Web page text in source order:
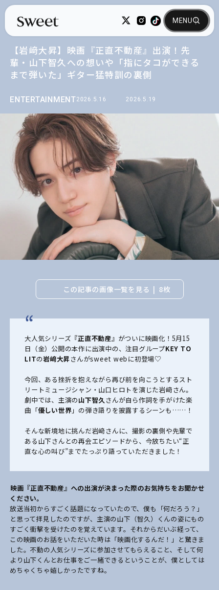
ENTERTAINMENT2026.5.16 2026.5.19
【岩﨑大昇】映画『正直不動産』出演！先
輩・山下智久への想いや「指にタコができる
まで弾いた」ギター猛特訓の裏側
この記事の画像一覧を見る 8枚
大人気シリーズ『正直不動産』がついに映画化！5月15
日（金）公開の本作に出演中の、注目グループKEY TO
LITの岩﨑大昇さんがsweet webに初登場♡
今回、ある挫折を抱えながら再び前を向こうとするスト
リートミュージシャン・山口ヒロトを演じた岩﨑さん。
劇中では、主演の山下智久さんが自ら作詞を手がけた楽
曲「優しい世界 」の弾き語りを披露するシーンも……！
そんな新境地に挑んだ岩﨑さんに、撮影の裏側や先輩で
ある山下さんとの再会エピソードから、今放ちたい“正
直な心の叫び”までたっぷり語っていただきました！
――映画『正直不動産』への出演が決まった際のお気持ちをお聞かせ
ください。
放送当初からすごく話題になっていたので、僕も「何だろう？」
と思って拝見したのですが、主演の山下（智久）くんの姿にもの
すごく衝撃を受けたのを覚えています。それからだいぶ経って、
この映画のお話をいただいた時は「映画化するんだ！」と驚きま
した。不動の人気シリーズに参加させてもらえること、そして何
より山下くんとお仕事をご一緒できるということが、僕としては
めちゃくちゃ嬉しかったですね。